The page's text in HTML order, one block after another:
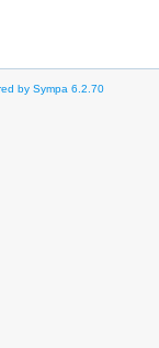
by Sympa 6.2.70